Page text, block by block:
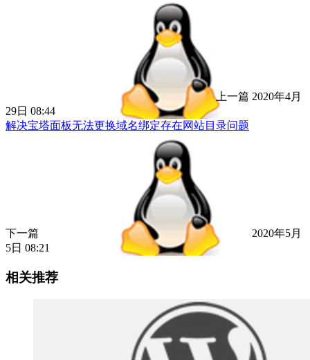
上一篇 2020年4月
29日 08:44
解决宝塔面板无法更换域名绑定存在网站目录问题
下一篇
2020年5月
5日 08:21
相关推荐